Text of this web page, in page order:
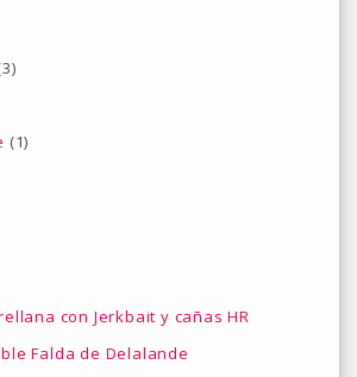
(1)
con Jerkbait y cañas HR
Falda de Delalande